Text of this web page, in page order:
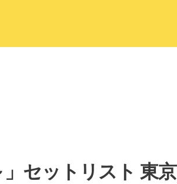
セットリスト 東京